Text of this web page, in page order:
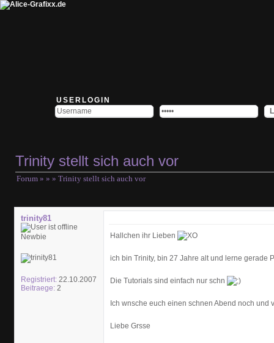
USERLOGIN
Trinity stellt sich auch vor
Forum » » » Trinity stellt sich auch vor
trinity81
Newbie
Registriert: 22.10.2007
Beitraege: 2
Hallchen ihr Lieben
ich bin Trinity, bin 27 Jahre alt und lerne gerade
Die Tutorials sind einfach nur schn
Ich wnsche euch einen schnen Abend noch und
Liebe Grsse